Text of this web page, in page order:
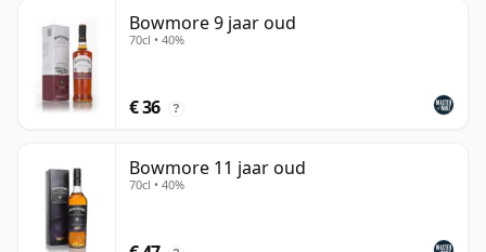
Bowmore 9 jaar oud
70cl • 40%
€ 36 ?
Bowmore 11 jaar oud
70cl • 40%